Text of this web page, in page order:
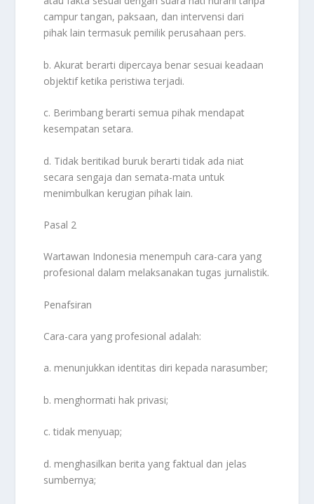
campur tangan, paksaan, dan intervensi dari
pihak lain termasuk pemilik perusahaan pers.
b. Akurat berarti dipercaya benar sesuai keadaan
objektif ketika peristiwa terjadi.
c. Berimbang berarti semua pihak mendapat
kesempatan setara.
d. Tidak beritikad buruk berarti tidak ada niat
secara sengaja dan semata-mata untuk
menimbulkan kerugian pihak lain.
Pasal 2
Wartawan Indonesia menempuh cara-cara yang
profesional dalam melaksanakan tugas jurnalistik.
Penafsiran
Cara-cara yang profesional adalah:
a. menunjukkan identitas diri kepada narasumber;
b. menghormati hak privasi;
c. tidak menyuap;
d. menghasilkan berita yang faktual dan jelas
sumbernya;